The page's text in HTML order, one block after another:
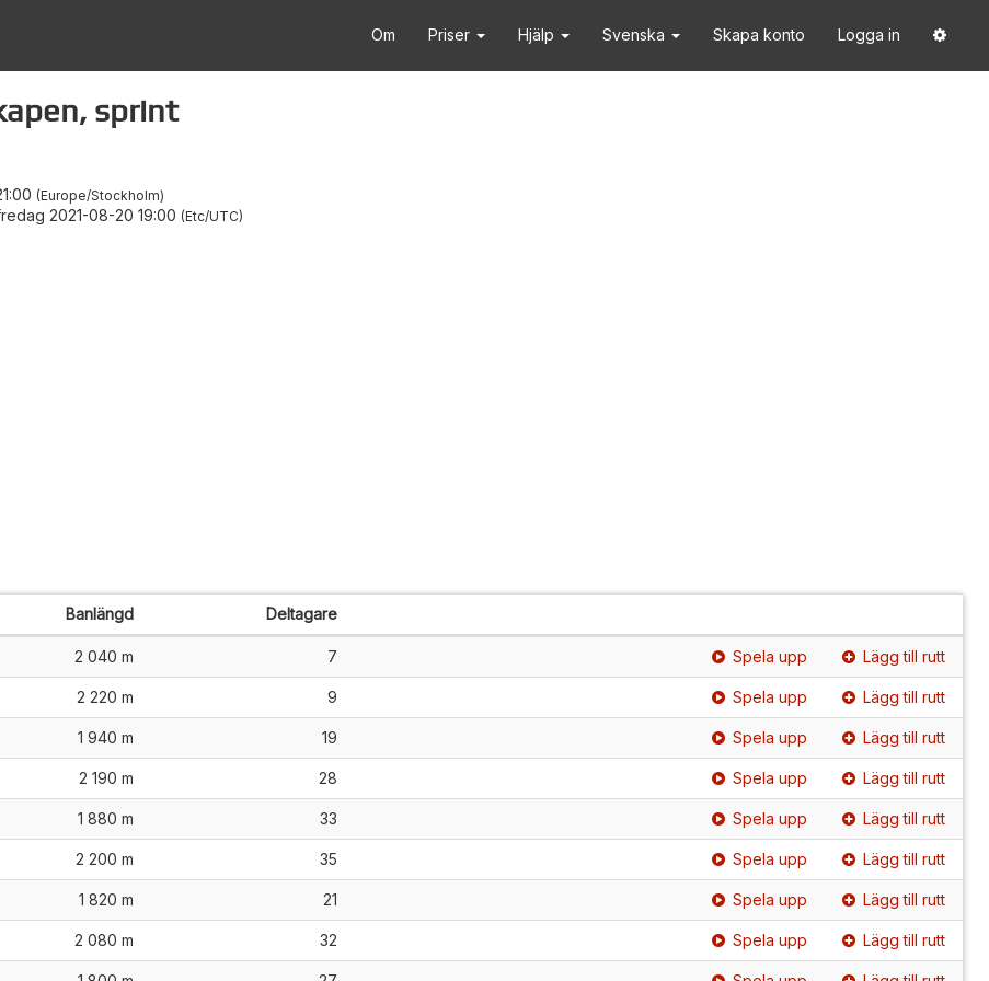
Om Priser Hjälp Svenska Skapa konto Logga in
sprint
Europe/Stockholm
2021-08-20 19:00 Etc/UTC
Banlängd Deltagare
2 040 m 7 Spela upp Lägg till rutt
2 220 m 9 Spela upp Lägg till rutt
1 940 m 19 Spela upp Lägg till rutt
2 190 m 28 Spela upp Lägg till rutt
1 880 m 33 Spela upp Lägg till rutt
2 200 m 35 Spela upp Lägg till rutt
1 820 m 21 Spela upp Lägg till rutt
2 080 m 32 Spela upp Lägg till rutt